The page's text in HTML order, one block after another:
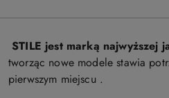
STILE jest marką najwyższej
tworząc nowe modele stawia
pierwszym miejscu .